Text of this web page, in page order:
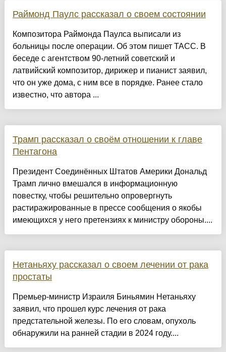
Раймонд Паулс рассказал о своем состоянии
Композитора Раймонда Паулса выписали из
больницы после операции. Об этом пишет ТАСС. В
беседе с агентством 90-летний советский и
латвийский композитор, дирижер и пианист заявил,
что он уже дома, с ним все в порядке. Ранее стало
известно, что автора ...
Трамп рассказал о своём отношении к главе
Пентагона
Президент Соединённых Штатов Америки Дональд
Трамп лично вмешался в информационную
повестку, чтобы решительно опровергнуть
растиражированные в прессе сообщения о якобы
имеющихся у него претензиях к министру обороны....
Нетаньяху рассказал о своем лечении от рака
простаты
Премьер-министр Израиля Биньямин Нетаньяху
заявил, что прошел курс лечения от рака
предстательной железы. По его словам, опухоль
обнаружили на ранней стадии в 2024 году....